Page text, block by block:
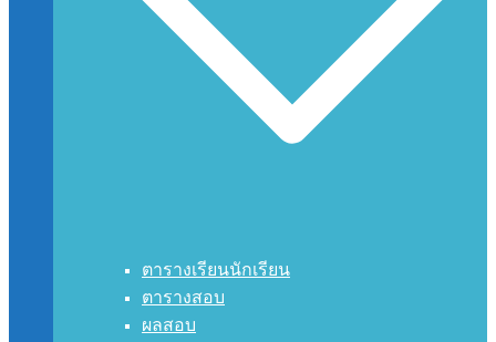
ตารางเรียนนักเรียน
ตารางสอบ
ผลสอบ